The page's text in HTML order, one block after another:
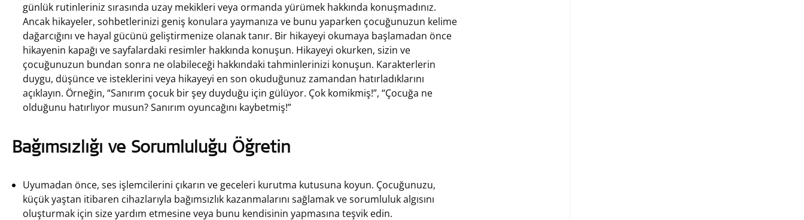
günlük rutinleriniz sırasında uzay mekikleri veya ormanda yürümek hakkında konuşmadınız.
Ancak hikayeler, sohbetlerinizi geniş konulara yaymanıza ve bunu yaparken çocuğunuzun kelime
dağarcığını ve hayal gücünü geliştirmenize olanak tanır. Bir hikayeyi okumaya başlamadan önce
hikayenin kapağı ve sayfalardaki resimler hakkında konuşun. Hikayeyi okurken, sizin ve
çocuğunuzun bundan sonra ne olabileceği hakkındaki tahminlerinizi konuşun. Karakterlerin
duygu, düşünce ve isteklerini veya hikayeyi en son okuduğunuz zamandan hatırladıklarını
açıklayın. Örneğin, “Sanırım çocuk bir şey duyduğu için gülüyor. Çok komikmiş!”, “Çocuğa ne
olduğunu hatırlıyor musun? Sanırım oyuncağını kaybetmiş!”
Bağımsızlığı ve Sorumluluğu Öğretin
Uyumadan önce, ses işlemcilerini çıkarın ve geceleri kurutma kutusuna koyun. Çocuğunuzu,
küçük yaştan itibaren cihazlarıyla bağımsızlık kazanmalarını sağlamak ve sorumluluk algısını
oluşturmak için size yardım etmesine veya bunu kendisinin yapmasına teşvik edin.